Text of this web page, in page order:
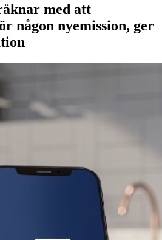
med att
någon nyemission, ger